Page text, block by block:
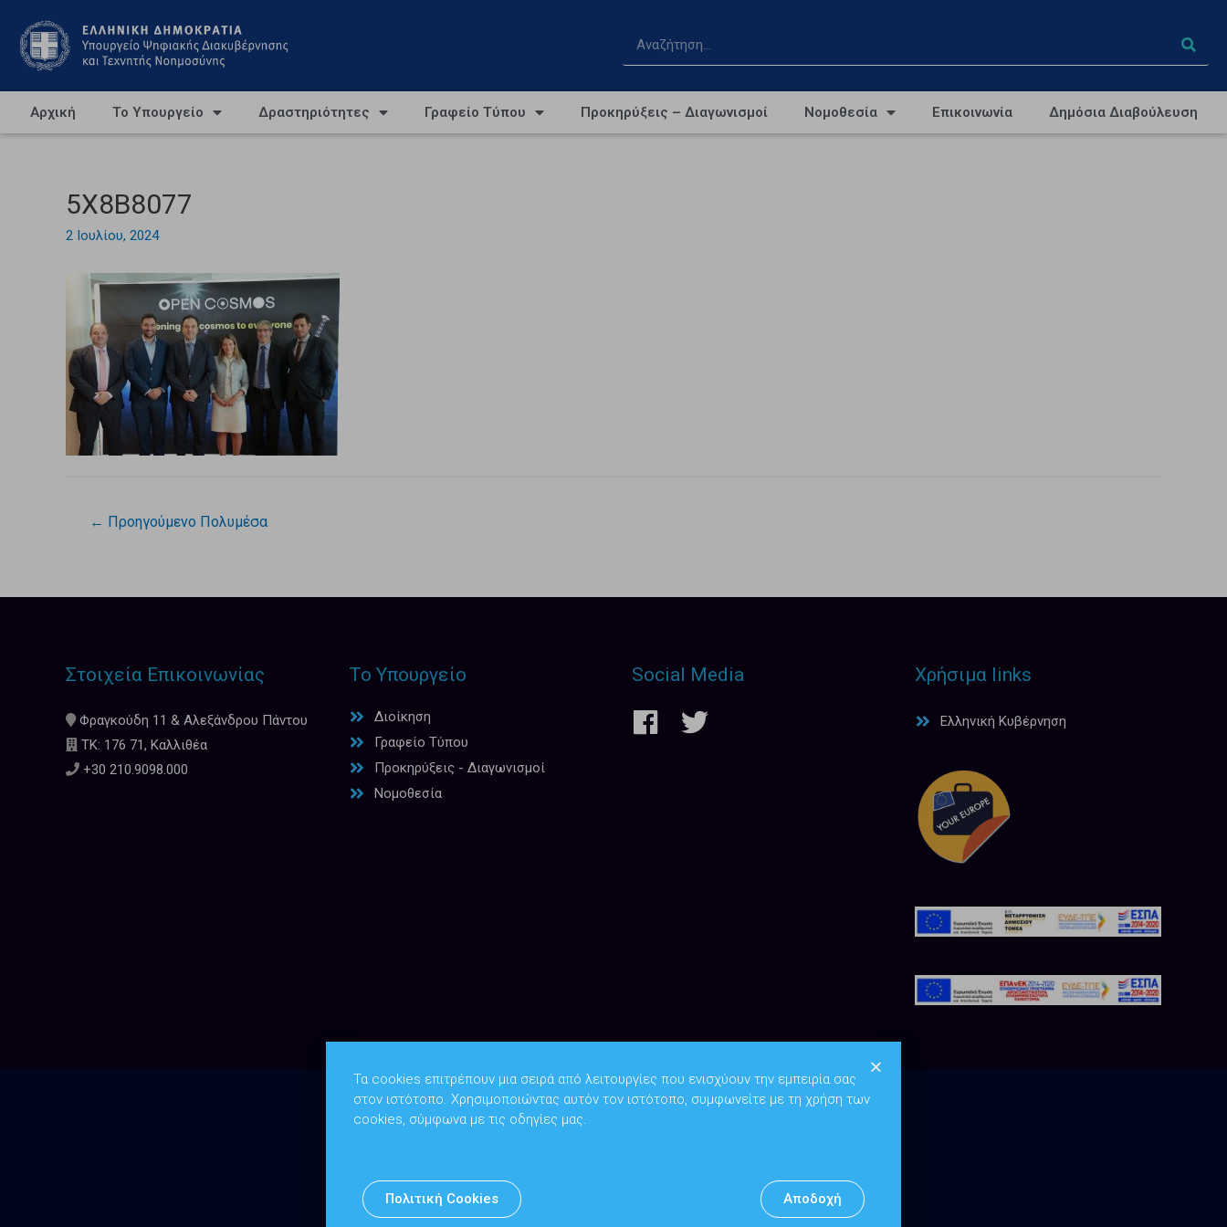
Αρχική Το Υπουργείο Δραστηριότητες Γραφείο Τύπου Προκηρύξεις – Διαγωνισμοί Νομοθεσία Επικοινωνία Δημόσια Διαβούλευση
5X8B8077
2 Ιουλίου, 2024
← Προηγούμενο Πολυμέσα
Στοιχεία Επικοινωνίας
Φραγκούδη 11 & Αλεξάνδρου Πάντου
ΤΚ: 176 71, Καλλιθέα
+30 210.9098.000
Το Υπουργείο
Διοίκηση
Γραφείο Τύπου
Προκηρύξεις - Διαγωνισμοί
Νομοθεσία
Social Media Χρήσιμα links
Ελληνική Κυβέρνηση
Copyright © 2026Υπουργείο Ψηφιακής Διακυβέρνησης
Τα cookies επιτρέπουν μια σειρά από λειτουργίες που ενισχύουν την εμπειρία σας
στον ιστότοπο. Χρησιμοποιώντας αυτόν τον ιστότοπο, συμφωνείτε με τη χρήση των
cookies, σύμφωνα με τις οδηγίες μας.
Πολιτική Cookies Αποδοχή